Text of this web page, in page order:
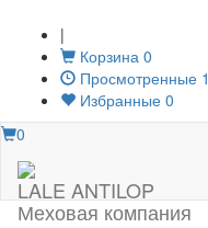
|
Корзина 0
Просмотренные 1
Избранные 0
0
LALE ANTILOP
Меховая компания